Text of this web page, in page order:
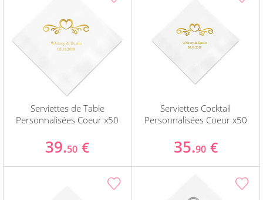
Serviettes de Table
Personnalisées Coeur x50
39.50 €
Serviettes Cocktail
Personnalisées Coeur x50
35.90 €